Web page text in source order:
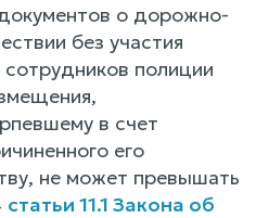
о дорожно-
без участия
полиции
в счет
его
не может превышать
статьи 11.1 Закона об